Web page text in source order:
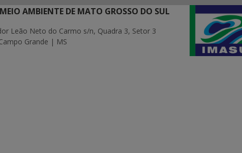
AMBIENTE DE MATO GROSSO DO SUL
Leão Neto do Carmo s/n, Quadra 3, Setor 3
Grande | MS